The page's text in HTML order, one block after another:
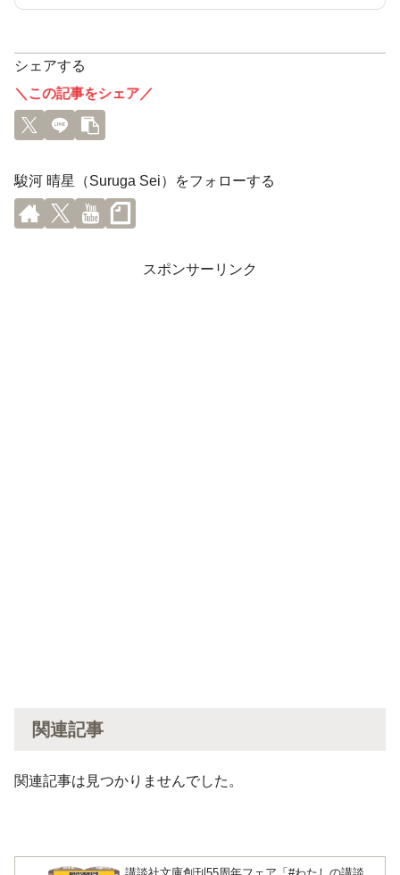
シェアする
＼この記事をシェア／
駿河 晴星（Suruga Sei）をフォローする
スポンサーリンク
関連記事
関連記事は見つかりませんでした。